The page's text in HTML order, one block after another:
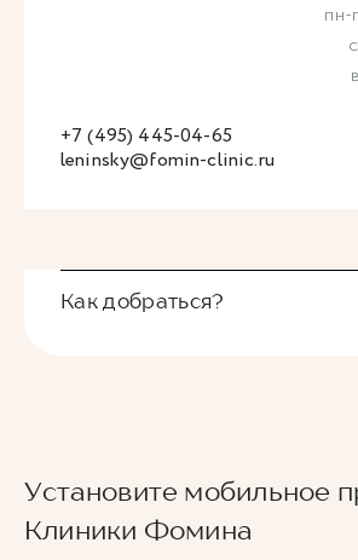
leninsky@fomin-clinic.ru
+7 (495) 445-04-65
пн-
Как добраться?
второй вестибюль, далее
Новаторов движемся прямо,
лестнице и идем вдоль школ
Установите мобильное
Клиники Фомина